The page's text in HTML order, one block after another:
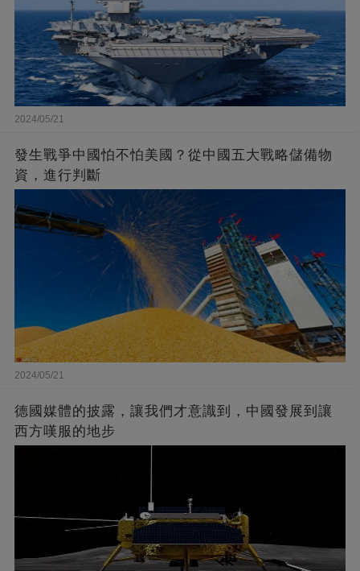
2024/05/21
發生戰爭中國怕不怕美國？從中國五大戰略儲備物
資，進行判斷
2024/05/21
德國媒體的披露，讓我們才意識到，中國發展到讓
西方嘆服的地步